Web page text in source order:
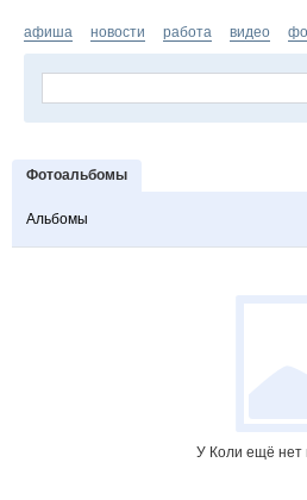
афиша новости работа видео
Фотоальбомы
Альбомы
У Коли ещё нет